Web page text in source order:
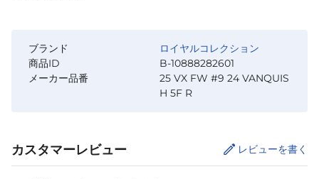
ブランド
ロイヤルコレクション
商品ID
B-10888282601
メーカー品番
25 VX FW #9 24 VANQUIS
H 5F R
カスタマーレビュー レビューを書く